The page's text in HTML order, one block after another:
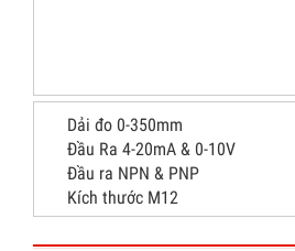
Dải đo 0-350mm
Đầu Ra 4-20mA & 0-10V
Đầu ra NPN & PNP
Kích thước M12